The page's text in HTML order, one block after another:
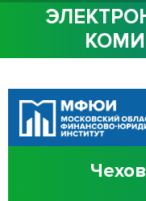
ОБ ИНСТИТУТЕ
СТУДЕНТАМ
ДОСТУПНАЯ